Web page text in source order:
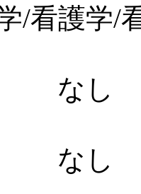
学/看
し
し